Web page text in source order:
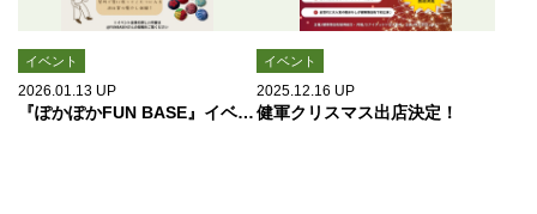
イベント
2026.01.13 UP
『ぽかぽかFUN BASE』イベント出店
イベント
2025.12.16 UP
健軍クリスマス出店決定！